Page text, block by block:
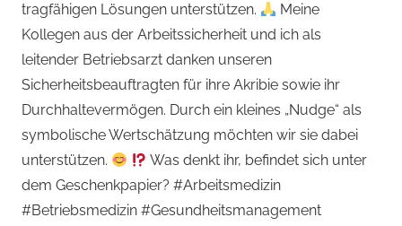
tragfähigen Lösungen unterstützen.
Meine
Kollegen aus der Arbeitssicherheit und ich als
leitender Betriebsarzt danken unseren
Sicherheitsbeauftragten für ihre Akribie sowie ihr
Durchhaltevermögen. Durch ein kleines „Nudge“ als
symbolische Wertschätzung möchten wir sie dabei
unterstützen.
Was denkt ihr, befindet sich unter
dem Geschenkpapier? #Arbeitsmedizin
#Betriebsmedizin #Gesundheitsmanagement